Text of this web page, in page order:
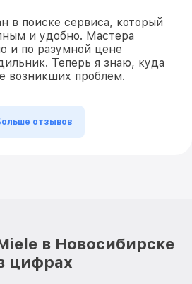
в поиске сервиса, который
и удобно. Мастера
и по разумной цене
Теперь я знаю, куда
возникших проблем.
отзывов
в Новосибирске
цифрах